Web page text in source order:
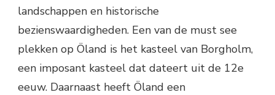
landschappen en historische
bezienswaardigheden. Een van de must see
plekken op Öland is het kasteel van Borgholm,
een imposant kasteel dat dateert uit de 12e
eeuw. Daarnaast heeft Öland een